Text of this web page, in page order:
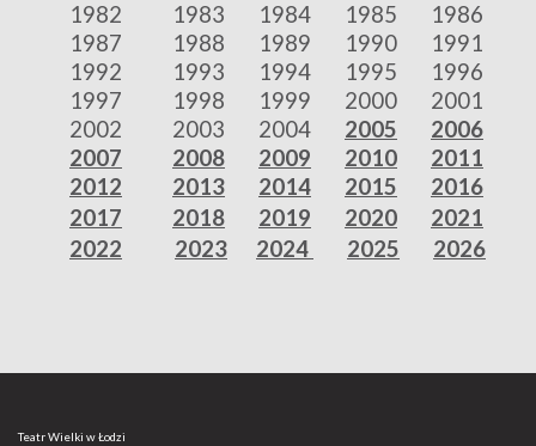
1982
1983 1984 1985
1986
1987
1988 1989 1990
1991
1992
1993 1994 1995
1996
1997
1998 1999 2000
2001
2002
2003 2004 2005
2006
2007
2008 2009 2010
2011
2012
2013 2014 2015
2016
2017
2018 2019 2020
2021
2022
2023 2024 2025 2026
Teatr Wielki w Łodzi